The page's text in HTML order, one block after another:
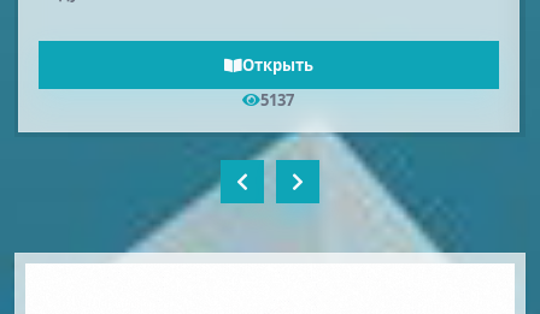
Открыть
1676